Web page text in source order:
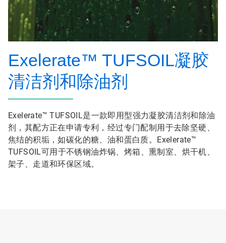
Exelerate™ TUFSOIL凝胶
清洁剂和除油剂
Exelerate™ TUFSOIL是一款即用型强力凝胶清洁剂和除油
剂，其配方正在申请专利，经过专门配制用于去除坚硬、
焦结的积垢，如碳化的糖、油和蛋白质。Exelerate™
TUFSOIL可用于不锈钢油炸锅、烤箱、熏制室、烘干机、
架子、走道和环保区域。